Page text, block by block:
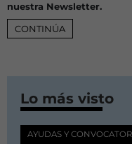
nuestra Newsletter.
CONTINÚA
Lo más visto
AYUDAS Y